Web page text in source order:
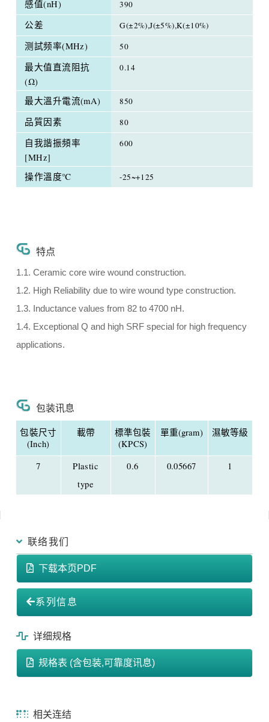
感值(nH) 390
公差 G(±2%),J(±5%),K(±10%)
测試频率(MHz) 50
最大值直流阻抗
(Ω)
0.14
最大溫升電流(mA) 850
品質因素 80
自我諧振頻率
[MHz]
600
操作溫度℃ -25~+125
特点
1.1. Ceramic core wire wound construction.
1.2. High Reliability due to wire wound type construction.
1.3. Inductance values from 82 to 4700 nH.
1.4. Exceptional Q and high SRF special for high frequency
applications.
包装讯息
包裝尺寸
(Inch)
載帶
標準包裝
(KPCS)
單重(gram) 濕敏等級
7
Plastic
type
0.6 0.05667 1
联络我们
下载本页PDF
系列信息
详细规格
规格表 (含包装,可靠度讯息)
相关连结